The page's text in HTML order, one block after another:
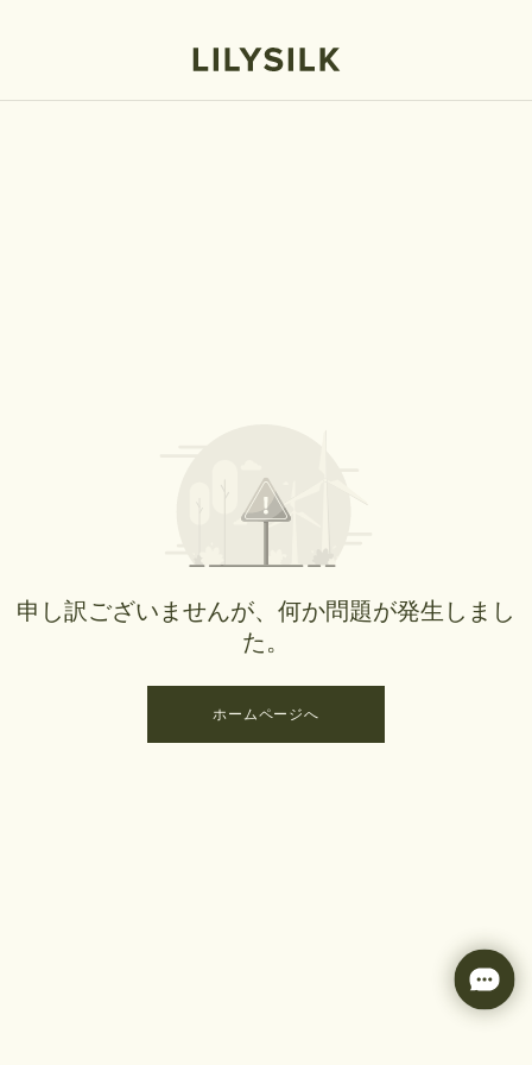
申し訳ございませんが、何か問題が発生しまし
た。
ホームページへ